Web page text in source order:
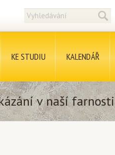
KE STUDIU KALENDÁŘ
v naší farnosti